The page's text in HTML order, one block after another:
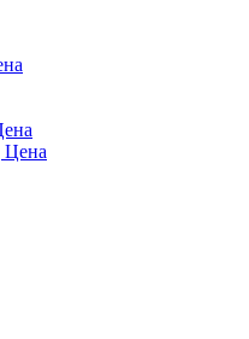
Цена